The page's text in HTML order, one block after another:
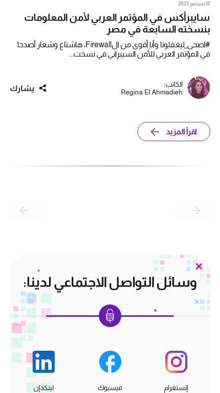
18 سبتمبر 2023
سايبرأكس في المؤتمر العربي لأمن المعلومات
بنسخته السابعة في مصر
#اصحى_ليغفلونا وأنا أقوى من الFirewall، هاشتاغ وشعار أصدحا
في المؤتمر العربي للأمن السيبراني في نسخت...
الكاتب:
Regina El Ahmadieh
يشارك
اقرأ المزيد
وسائل التواصل الاجتماعي لدينا:
إنستغرام فيسبوك لينكدإن